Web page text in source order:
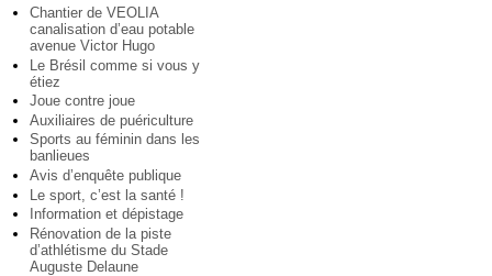
Chantier de VEOLIA
canalisation d’eau potable
avenue Victor Hugo
Le Brésil comme si vous y
étiez
Joue contre joue
Auxiliaires de puériculture
Sports au féminin dans les
banlieues
Avis d’enquête publique
Le sport, c’est la santé !
Information et dépistage
Rénovation de la piste
d’athlétisme du Stade
Auguste Delaune